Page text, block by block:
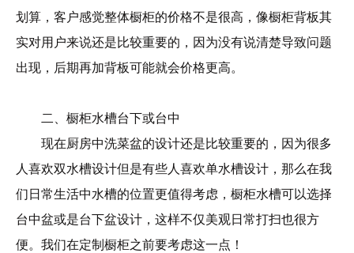
划算，客户感觉整体橱柜的价格不是很高，像橱柜背板其
实对用户来说还是比较重要的，因为没有说清楚导致问题
出现，后期再加背板可能就会价格更高。
二、橱柜水槽台下或台中
现在厨房中洗菜盆的设计还是比较重要的，因为很多
人喜欢双水槽设计但是有些人喜欢单水槽设计，那么在我
们日常生活中水槽的位置更值得考虑，橱柜水槽可以选择
台中盆或是台下盆设计，这样不仅美观日常打扫也很方
便。我们在定制橱柜之前要考虑这一点！